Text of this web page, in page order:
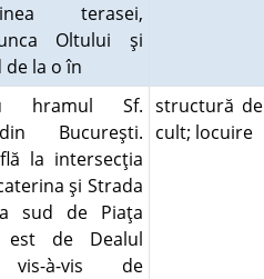
terasei,
Oltului şi
la o în
hramul Sf.
Bucureşti.
la intersecţia
şi Strada
sud de Piaţa
de Dealul
vis-à-vis de
structură de
cult; locuire